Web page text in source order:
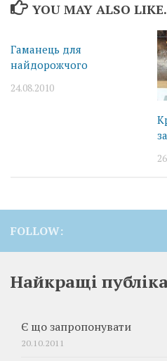
YOU MAY ALSO
Гаманець для
найдорожчого
24.08.2010
FOLLOW:
Найкращі
Є що запропонувати
20.10.2011